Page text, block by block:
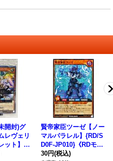
開封)グ
レヴェリ
ット】{R
《RD
賢帝家臣ツーゼ【ノー
マルパラレル】{RD/S
D0F-JP010}《RDモン
スター》
30円(税込)